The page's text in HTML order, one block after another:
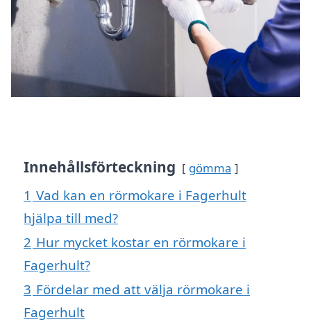
Innehållsförteckning gömma
1 Vad kan en rörmokare i Fagerhult
hjälpa till med?
2 Hur mycket kostar en rörmokare i
Fagerhult?
3 Fördelar med att välja rörmokare i
Fagerhult